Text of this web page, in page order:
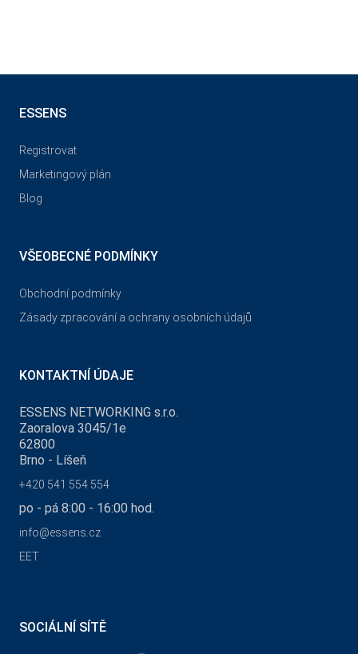
ESSENS
Registrovat
Marketingový plán
Blog
VŠEOBECNÉ PODMÍNKY
Obchodní podmínky
Zásady zpracování a ochrany osobních údajů
KONTAKTNÍ ÚDAJE
ESSENS NETWORKING s.r.o.
Zaoralova 3045/1e
62800
Brno - Líšeň
+420 541 554 554
po - pá 8:00 - 16:00 hod.
info@essens.cz
EET
SOCIÁLNÍ SÍTĚ